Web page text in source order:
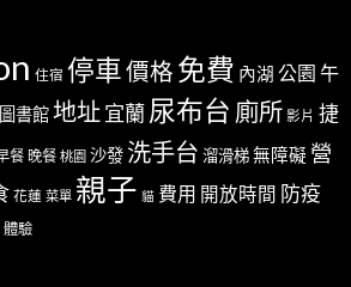
住宿 停車價格 免費 內湖 公園 午
圖書館地址宜蘭尿布台 廁所 影片 捷
餐 晚餐 桃園 沙發 洗手台 溜滑梯無障礙 營
花蓮 菜單 親子 貓 費用 開放時間 防疫
體驗